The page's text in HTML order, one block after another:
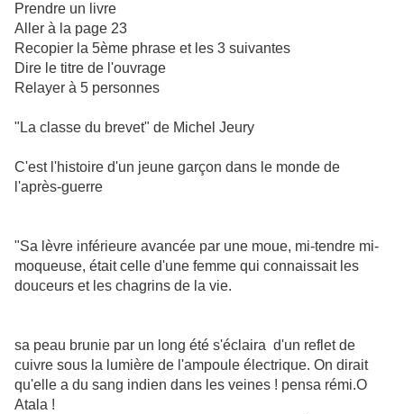
Prendre un livre
Aller à la page 23
Recopier la 5ème phrase et les 3 suivantes
Dire le titre de l'ouvrage
Relayer à 5 personnes
"La classe du brevet" de Michel Jeury
C'est l'histoire d'un jeune garçon dans le monde de
l'après-guerre
"Sa lèvre inférieure avancée par une moue, mi-tendre mi-
moqueuse, était celle d'une femme qui connaissait les
douceurs et les chagrins de la vie.
sa peau brunie par un long été s'éclaira d'un reflet de
cuivre sous la lumière de l'ampoule électrique. On dirait
qu'elle a du sang indien dans les veines ! pensa rémi.O
Atala !